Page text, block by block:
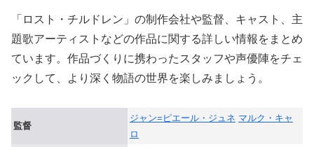
「ロスト・チルドレン」の制作会社や監督、キャスト、主
題歌アーティストなどの作品に関する詳しい情報をまとめ
ています。作品づくりに携わったスタッフや声優陣をチェ
ックして、より深く物語の世界を楽しみましょう。
監督
ジャン=ピエール・ジュネ マルク・キャ
ロ